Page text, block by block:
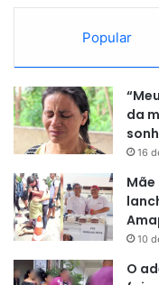
Popular
da
16
10
O